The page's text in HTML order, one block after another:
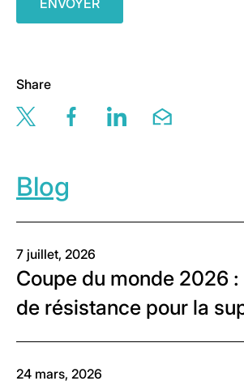
Share
Share this page via twitter
Share this page via
Share this page
Share this
Blog
7 juillet, 2026
Coupe du monde 2026
de résistance pour la
24 mars, 2026